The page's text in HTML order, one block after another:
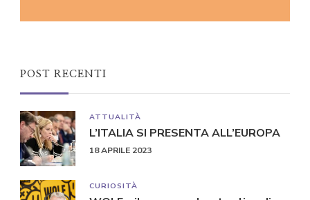
POST RECENTI
ATTUALITÀ
L’ITALIA SI PRESENTA ALL’EUROPA
18 APRILE 2023
CURIOSITÀ